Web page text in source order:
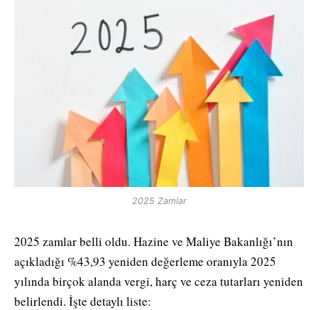
2025 Zamlar
2025 zamlar belli oldu. Hazine ve Maliye Bakanlığı’nın
açıkladığı %43,93 yeniden değerleme oranıyla 2025
yılında birçok alanda vergi, harç ve ceza tutarları yeniden
belirlendi. İşte detaylı liste: